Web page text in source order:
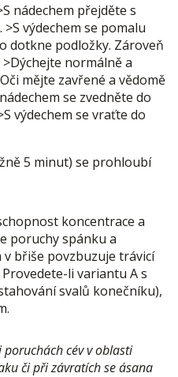
nádechem přejděte s
výdechem se pomalu
dotkne podložky. Zároveň
normálně a
mějte zavřené a vědomě
se zvedněte do
výdechem se vraťte do
5 minut) se prohloubí
koncentrace a
poruchy spánku a
břiše povzbuzuje trávicí
li variantu A s
svalů konečníku),
cév v oblasti
či při závratích se ásana